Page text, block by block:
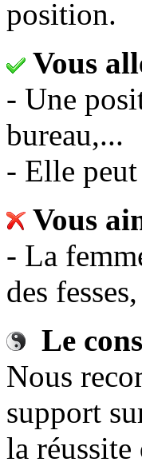
position.
Vous
- Une
bureau,...
- Elle
Vous
- La
des
Le
Nous
support
la